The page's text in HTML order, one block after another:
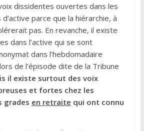
dissidentes ouvertes dans les
parce que la hiérarchie, à
pas. En revanche, il existe
dans l’active qui se sont
dans l’hebdomadaire
de l’épisode dite de la Tribune
il existe surtout des voix
et fortes chez les
grades en retraite qui ont connu